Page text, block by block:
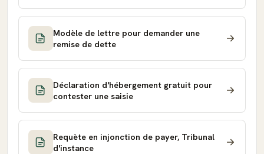
Modèle de lettre pour demander une
remise de dette
Déclaration d'hébergement gratuit pour
contester une saisie
Requète en injonction de payer, Tribunal
d'instance